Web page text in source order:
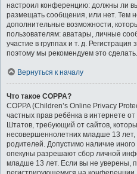
настроил конференцию: должны ли
размещать сообщения, или нет. Тем
дополнительные возможности,
пользователям: аватары, личные
участие в группах и т. д. Регистрация
поэтому мы рекомендуем это сделать.
Вернуться к началу
Что такое COPPA?
COPPA (Children’s Online Privacy
частных прав ребёнка в интернете
Штатов, требующий от сайтов,
несовершеннолетних младше 13 лет,
родителей. Допустимо наличие
опекуны разрешают сбор личной
младше 13 лет. Если вы не уверены,